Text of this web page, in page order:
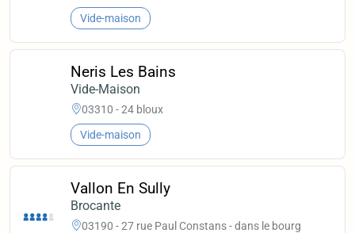
Vide-maison
Neris Les Bains
Vide-Maison
03310 - 24 bloux
Vide-maison
Vallon En Sully
Brocante
03190 - 27 rue Paul Constans - dans le bourg